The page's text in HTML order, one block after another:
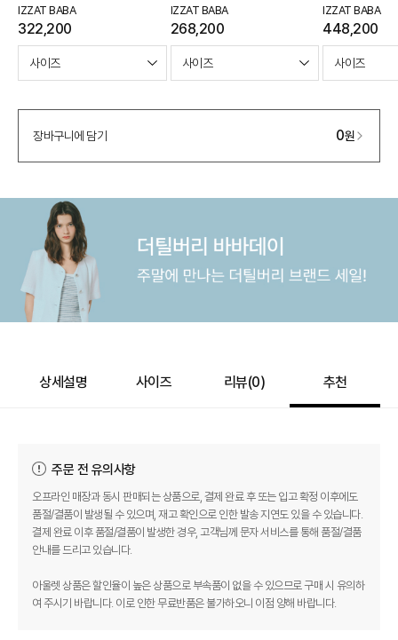
IZZAT BABA
322,200
IZZAT BABA
268,200
IZZAT BABA
448,200
장바구니에 담기 0원
상세설명 사이즈 리뷰(0) 추천
주문 전 유의사항
오프라인 매장과 동시 판매되는 상품으로, 결제 완료 후 또는 입고 확정 이후에도
품절/결품이 발생될 수 있으며, 재고 확인으로 인한 발송 지연도 있을 수 있습니다.
결제 완료 이후 품절/결품이 발생한 경우, 고객님께 문자 서비스를 통해 품절/결품
안내를 드리고 있습니다.
아울렛 상품은 할인율이 높은 상품으로 부속품이 없을 수 있으므로 구매 시 유의하
여 주시기 바랍니다. 이로 인한 무료반품은 불가하오니 이점 양해 바랍니다.